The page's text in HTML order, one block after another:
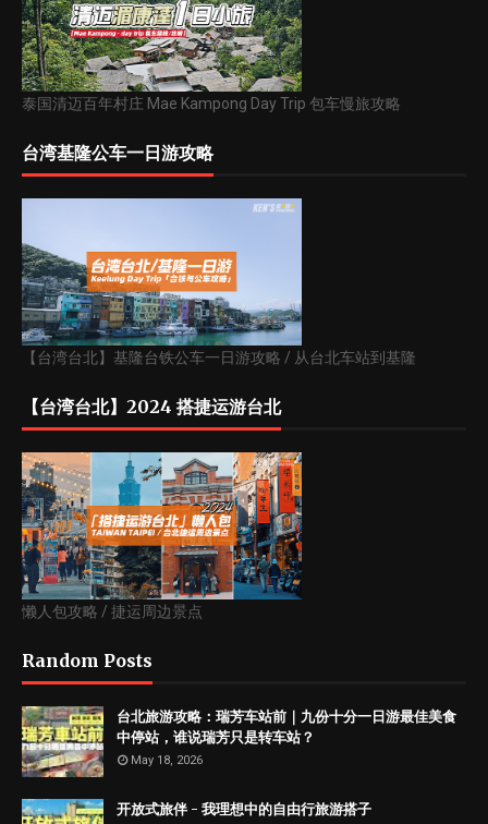
泰国清迈百年村庄 Mae Kampong Day Trip 包车慢旅攻略
台湾基隆公车一日游攻略
【台湾台北】基隆台铁公车一日游攻略 / 从台北车站到基隆
【台湾台北】2024 搭捷运游台北
懒人包攻略 / 捷运周边景点
Random Posts
台北旅游攻略：瑞芳车站前｜九份十分一日游最佳美食
中停站，谁说瑞芳只是转车站？
May 18, 2026
开放式旅伴 - 我理想中的自由行旅游搭子